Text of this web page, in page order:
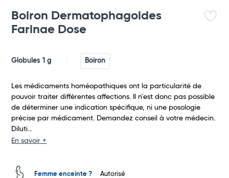
Total
Boiron Dermatophagoides
Farinae Dose
Globules 1 g Boiron
Les médicaments homéopathiques ont la particularité de
pouvoir traiter différentes affections. Il n'est donc pas possible
de déterminer une indication spécifique, ni une posologie
précise par médicament. Demandez conseil à votre médecin.
Diluti...
En savoir +
Femme enceinte ? Autorisé